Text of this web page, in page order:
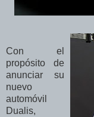
Con el
propósito de
anunciar su
nuevo
automóvil
Dualis,